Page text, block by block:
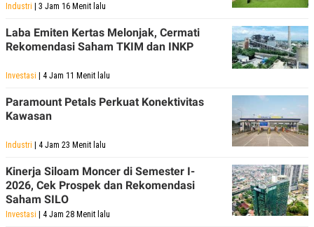
SITEMAP PROFILE
TERM
OF
USE
PEMBERITAAN
PRIVACY
POLICY
Industri | 3 Jam 16 Menit lalu
Laba Emiten Kertas Melonjak, Cermati
Rekomendasi Saham TKIM dan INKP
Investasi | 4 Jam 11 Menit lalu
Paramount Petals Perkuat Konektivitas
Kawasan
Industri | 4 Jam 23 Menit lalu
Kinerja Siloam Moncer di Semester I-
2026, Cek Prospek dan Rekomendasi
Saham SILO
Investasi | 4 Jam 28 Menit lalu